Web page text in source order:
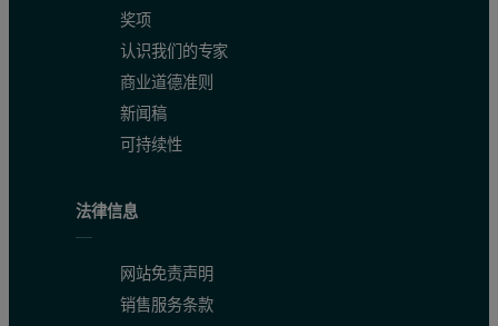
奖项
认识我们的专家
商业道德准则
新闻稿
可持续性
法律信息
网站免责声明
销售服务条款